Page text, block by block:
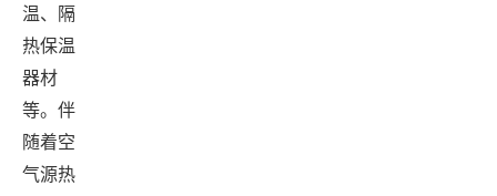
温、隔
热保温
器材
等。伴
随着空
气源热